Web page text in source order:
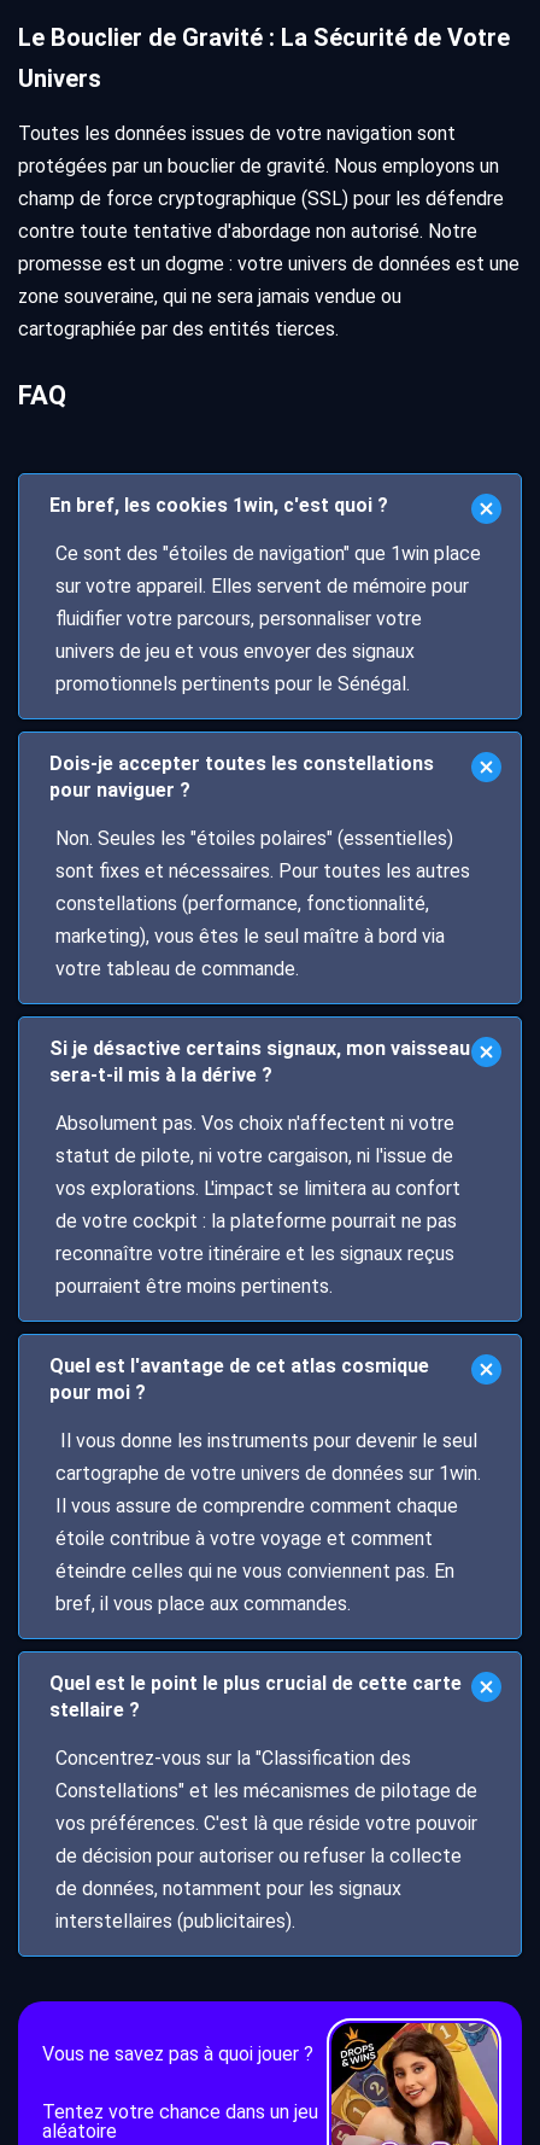
Le Bouclier de Gravité : La Sécurité de Votre
Univers
Toutes les données issues de votre navigation sont
protégées par un bouclier de gravité. Nous employons un
champ de force cryptographique (SSL) pour les défendre
contre toute tentative d'abordage non autorisé. Notre
promesse est un dogme : votre univers de données est une
zone souveraine, qui ne sera jamais vendue ou
cartographiée par des entités tierces.
FAQ
En bref, les cookies 1win, c'est quoi ?
Ce sont des "étoiles de navigation" que 1win place
sur votre appareil. Elles servent de mémoire pour
fluidifier votre parcours, personnaliser votre
univers de jeu et vous envoyer des signaux
promotionnels pertinents pour le Sénégal.
Dois-je accepter toutes les constellations
pour naviguer ?
Non. Seules les "étoiles polaires" (essentielles)
sont fixes et nécessaires. Pour toutes les autres
constellations (performance, fonctionnalité,
marketing), vous êtes le seul maître à bord via
votre tableau de commande.
Si je désactive certains signaux, mon vaisseau
sera-t-il mis à la dérive ?
Absolument pas. Vos choix n'affectent ni votre
statut de pilote, ni votre cargaison, ni l'issue de
vos explorations. L'impact se limitera au confort
de votre cockpit : la plateforme pourrait ne pas
reconnaître votre itinéraire et les signaux reçus
pourraient être moins pertinents.
Quel est l'avantage de cet atlas cosmique
pour moi ?
Il vous donne les instruments pour devenir le seul
cartographe de votre univers de données sur 1win.
Il vous assure de comprendre comment chaque
étoile contribue à votre voyage et comment
éteindre celles qui ne vous conviennent pas. En
bref, il vous place aux commandes.
Quel est le point le plus crucial de cette carte
stellaire ?
Concentrez-vous sur la "Classification des
Constellations" et les mécanismes de pilotage de
vos préférences. C'est là que réside votre pouvoir
de décision pour autoriser ou refuser la collecte
de données, notamment pour les signaux
interstellaires (publicitaires).
Vous ne savez pas à quoi jouer ?
Tentez votre chance dans un jeu
aléatoire